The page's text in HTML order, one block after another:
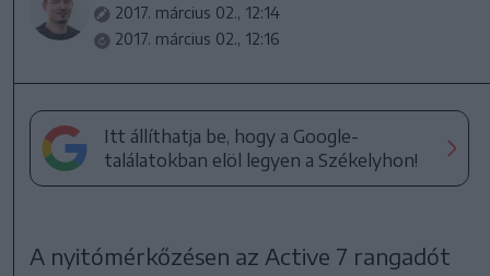
2017. március 02., 12:14
2017. március 02., 12:16
Itt állíthatja be, hogy a Google-
találatokban elöl legyen a Székelyhon!
A nyitómérkőzésen az Active 7 rangadót